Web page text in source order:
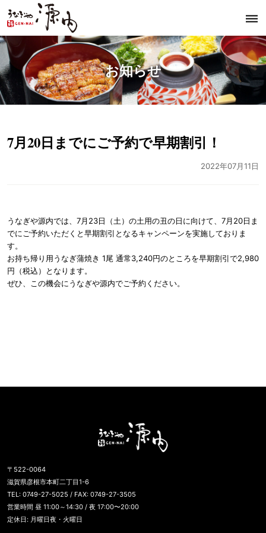
うなぎや源内
dehaze
お知らせ
7月20日までにご予約で早期割引！
2022年07月11日
うなぎや源内では、7月23日（土）の土用の丑の日に向けて、7月20日ま
でにご予約いただくと早期割引となるキャンペーンを実施しておりま
す。
お持ち帰り用うなぎ蒲焼き 1尾 通常3,240円のところを早期割引で2,980
円（税込）となります。
ぜひ、この機会にうなぎや源内でご予約ください。
〒522-0064
滋賀県彦根市本町二丁目1-6
TEL: 0749-27-5025 / FAX: 0749-27-3505
営業時間 昼 11:00～14:30 / 夜 17:00〜20:00
定休日: 月曜日夜・火曜日